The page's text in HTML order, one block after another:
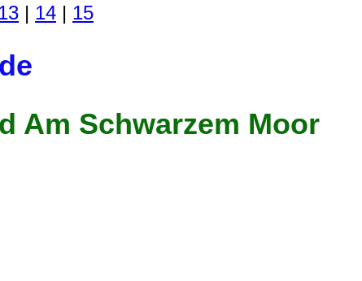
| 14 | 15
Am Schwarzem Moor